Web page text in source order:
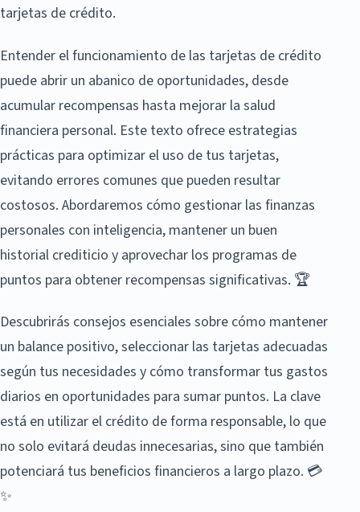
tarjetas de crédito.
Entender el funcionamiento de las tarjetas de crédito
puede abrir un abanico de oportunidades, desde
acumular recompensas hasta mejorar la salud
financiera personal. Este texto ofrece estrategias
prácticas para optimizar el uso de tus tarjetas,
evitando errores comunes que pueden resultar
costosos. Abordaremos cómo gestionar las finanzas
personales con inteligencia, mantener un buen
historial crediticio y aprovechar los programas de
puntos para obtener recompensas significativas. 🏆
Descubrirás consejos esenciales sobre cómo mantener
un balance positivo, seleccionar las tarjetas adecuadas
según tus necesidades y cómo transformar tus gastos
diarios en oportunidades para sumar puntos. La clave
está en utilizar el crédito de forma responsable, lo que
no solo evitará deudas innecesarias, sino que también
potenciará tus beneficios financieros a largo plazo. 💳
✨